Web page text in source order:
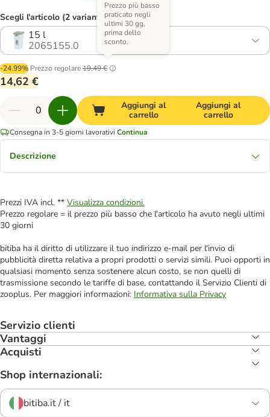
Scegli l'articolo (2 varianti)
15 l
2065155.0
-24.99% Prezzo regolare19,49 €
Prezzo più basso
praticato negli
ultimi 30 gg,
prima dello
sconto.
14,62 €
Aggiungi al
carrello
Aggiungi al
carrello
Consegna in 3-5 giorni lavorativi Continua
Descrizione
Prezzi IVA incl. ** Visualizza condizioni.
Prezzo regolare = il prezzo più basso che l'articolo ha avuto negli ultimi
30 giorni
bitiba ha il diritto di utilizzare il tuo indirizzo e-mail per l'invio di
pubblicità diretta relativa a propri prodotti o servizi simili. Puoi opporti in
qualsiasi momento senza sostenere alcun costo, se non quelli di
trasmissione secondo le tariffe di base, contattando il Servizio Clienti di
zooplus. Per maggiori informazioni: Informativa sulla Privacy
Servizio clienti
Vantaggi
Acquisti
Shop internazionali:
bitiba.it / it